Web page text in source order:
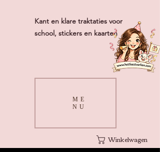
Winkelwagen
ME
NU
Kant en klare traktaties voor
school, stickers en kaarten